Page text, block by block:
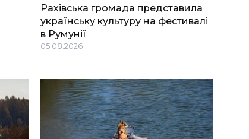
Рахівська громада представила
українську культуру на фестивалі
в Румунії
05.08.2026